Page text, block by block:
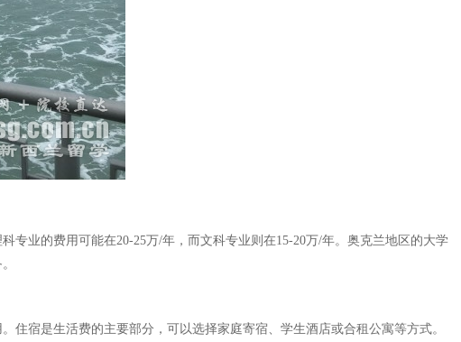
专业的费用可能在20-25万/年，而文科专业则在15-20万/年。奥克兰地区的大学
宿是生活费的主要部分，可以选择家庭寄宿、学生酒店或合租公寓等方式。